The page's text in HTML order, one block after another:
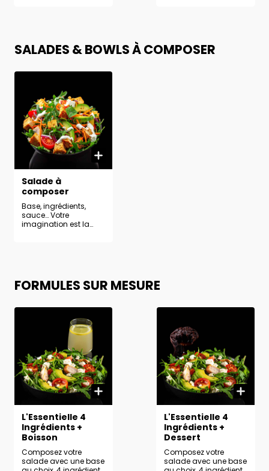
SALADES & BOWLS À COMPOSER
Salade à
composer
Base, ingrédients,
sauce… Votre
imagination est la
FORMULES SUR MESURE
L'Essentielle 4
Ingrédients +
Boisson
Composez votre
salade avec une base
L'Essentielle 4
Ingrédients +
Dessert
Composez votre
salade avec une base